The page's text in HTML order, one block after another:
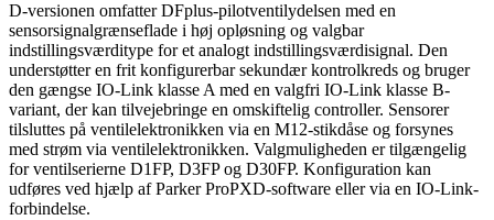
D-versionen omfatter DFplus-pilotventilydelsen med en
sensorsignalgrænseflade i høj opløsning og valgbar
indstillingsværditype for et analogt indstillingsværdisignal. Den
understøtter en frit konfigurerbar sekundær kontrolkreds og bruger
den gængse IO-Link klasse A med en valgfri IO-Link klasse B-
variant, der kan tilvejebringe en omskiftelig controller. Sensorer
tilsluttes på ventilelektronikken via en M12-stikdåse og forsynes
med strøm via ventilelektronikken. Valgmuligheden er tilgængelig
for ventilserierne D1FP, D3FP og D30FP. Konfiguration kan
udføres ved hjælp af Parker ProPXD-software eller via en IO-Link-
forbindelse.